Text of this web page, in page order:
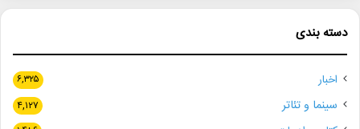
دسته بندی
اخبار ۶,۳۲۵
سینما و تئاتر ۴,۱۲۷